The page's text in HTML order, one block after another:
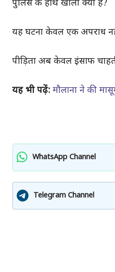
पुलिस के हाथ खाली क्यों हैं?
यह घटना केवल एक अपराध
पीड़िता अब केवल इंसाफ
यह भी पढ़ें: मौलाना ने की
WhatsApp Channel
Telegram Channel